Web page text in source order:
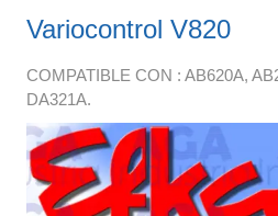
Variocontrol V820
COMPATIBLE CON : AB620A,
DA321A.